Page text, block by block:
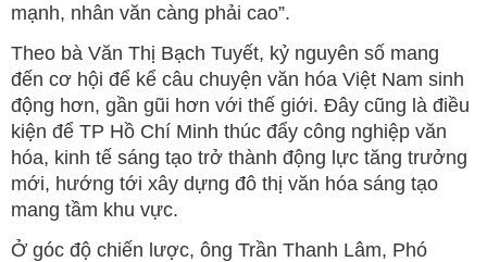
mạnh, nhân văn càng phải cao”.
Theo bà Văn Thị Bạch Tuyết, kỷ nguyên số mang
đến cơ hội để kể câu chuyện văn hóa Việt Nam sinh
động hơn, gần gũi hơn với thế giới. Đây cũng là điều
kiện để TP Hồ Chí Minh thúc đẩy công nghiệp văn
hóa, kinh tế sáng tạo trở thành động lực tăng trưởng
mới, hướng tới xây dựng đô thị văn hóa sáng tạo
mang tầm khu vực.
Ở góc độ chiến lược, ông Trần Thanh Lâm, Phó